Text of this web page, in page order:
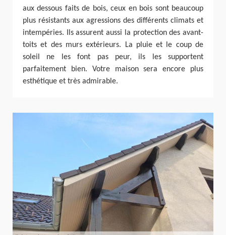
aux dessous faits de bois, ceux en bois sont beaucoup
plus résistants aux agressions des différents climats et
intempéries. Ils assurent aussi la protection des avant-
toits et des murs extérieurs. La pluie et le coup de
soleil ne les font pas peur, ils les supportent
parfaitement bien. Votre maison sera encore plus
esthétique et très admirable.